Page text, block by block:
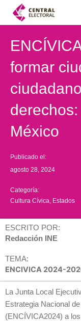
formar
México
Publicado el:
agosto 28, 2024
Categoría:
Cultura Cívica Estados
ESCRITO POR:
Redacción INE
TEMA:
ENCIVICA 2024-
La Junta Local
Estrategia Nacional
(ENCÍVICA2024) a